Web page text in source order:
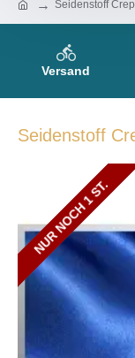
Seidenstoff
Versand
Seidenstoff
NUR NOCH 2 ST.
NUR NOCH 1 ST.